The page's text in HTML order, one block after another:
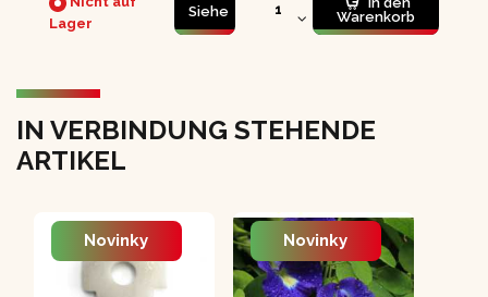
Lager
Siehe
Warenkorb
IN VERBINDUNG STEHENDE
ARTIKEL
Novinky Novinky